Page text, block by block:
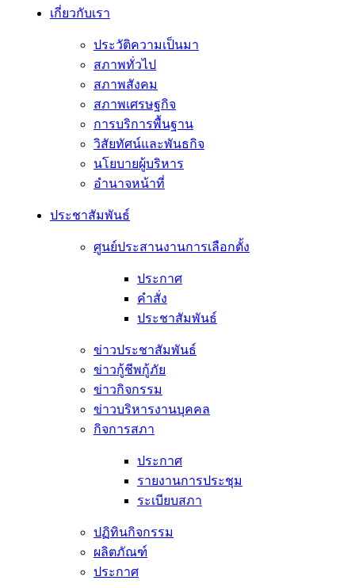
เกี่ยวกับเรา
ประวัติความเป็นมา
สภาพทั่วไป
สภาพสังคม
สภาพเศรษฐกิจ
การบริการพื้นฐาน
วิสัยทัศน์และพันธกิจ
นโยบายผู้บริหาร
อํานาจหน้าที่
ประชาสัมพันธ์
ศูนย์ประสานงานการเลือกตั้ง
ประกาศ
คำสั่ง
ประชาสัมพันธ์
ข่าวประชาสัมพันธ์
ข่าวกู้ชีพกู้ภัย
ข่าวกิจกรรม
ข่าวบริหารงานบุคคล
กิจการสภา
ประกาศ
รายงานการประชุม
ระเบียบสภา
ปฏิทินกิจกรรม
ผลิตภัณฑ์
ประกาศ